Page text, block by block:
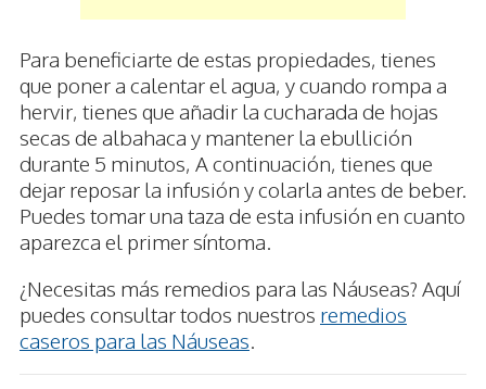
Para beneficiarte de estas propiedades, tienes
que poner a calentar el agua, y cuando rompa a
hervir, tienes que añadir la cucharada de hojas
secas de albahaca y mantener la ebullición
durante 5 minutos, A continuación, tienes que
dejar reposar la infusión y colarla antes de beber.
Puedes tomar una taza de esta infusión en cuanto
aparezca el primer síntoma.
¿Necesitas más remedios para las Náuseas? Aquí
puedes consultar todos nuestros remedios
caseros para las Náuseas